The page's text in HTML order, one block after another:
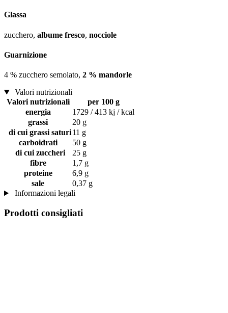
Glassa
zucchero, albume fresco, nocciole
Guarnizione
4 % zucchero semolato, 2 % mandorle
Valori nutrizionali
Valori nutrizionali
per 100 g
energia
1729 / 413 kj / kcal
grassi
20 g
di cui grassi saturi11 g
carboidrati
50 g
di cui zuccheri
25 g
fibre
1,7 g
proteine
6,9 g
sale
0,37 g
Informazioni legali
Prodotti consigliati